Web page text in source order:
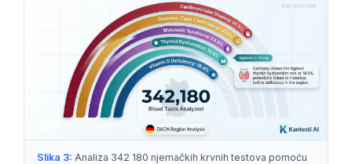
Slika 3: Analiza 342 180 njemačkih krvnih testova pomoću
Nederlands
हिन्दी
Bahasa Indonesia
Հայերեն